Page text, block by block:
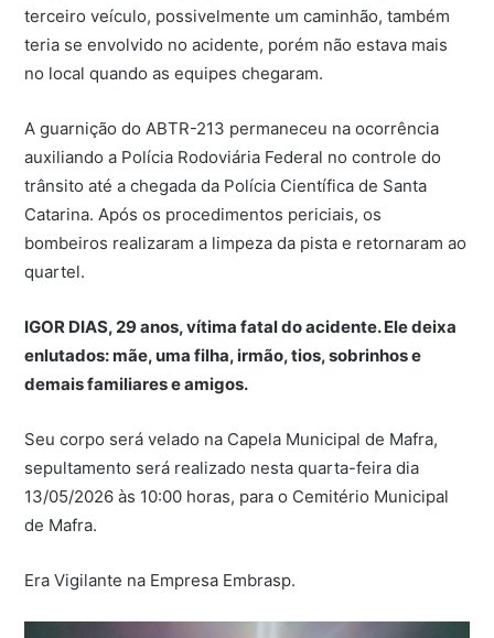
terceiro veículo, possivelmente um caminhão, também
teria se envolvido no acidente, porém não estava mais
no local quando as equipes chegaram.
A guarnição do ABTR-213 permaneceu na ocorrência
auxiliando a Polícia Rodoviária Federal no controle do
trânsito até a chegada da Polícia Científica de Santa
Catarina. Após os procedimentos periciais, os
bombeiros realizaram a limpeza da pista e retornaram ao
quartel.
IGOR DIAS, 29 anos, vítima fatal do acidente. Ele deixa
enlutados: mãe, uma filha, irmão, tios, sobrinhos e
demais familiares e amigos.
Seu corpo será velado na Capela Municipal de Mafra,
sepultamento será realizado nesta quarta-feira dia
13/05/2026 às 10:00 horas, para o Cemitério Municipal
de Mafra.
Era Vigilante na Empresa Embrasp.